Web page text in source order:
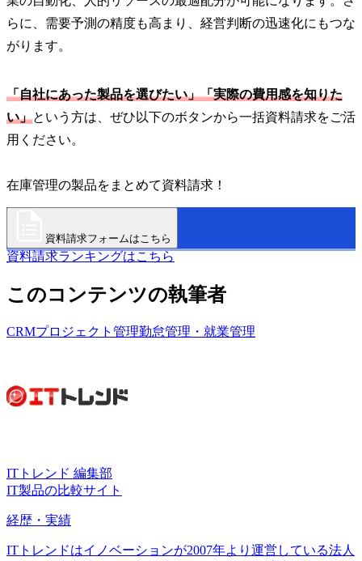
らに、需要予測の精度も高まり、経営判断の迅速化にもつな
がります。
「自社にあった製品を選びたい」「実際の費用感を知りた
い」という方は、ぜひ以下のボタンから一括資料請求をご活
用ください。
在庫管理の製品をまとめて資料請求！
資料請求フォームはこちら
資料請求ランキングはこちら
このコンテンツの執筆者
CRMプロジェクト管理勤怠管理・就業管理
ITトレンド 編集部
IT製品の比較サイト
経歴・実績
ITトレンドはイノベーションが2007年より運営している法人